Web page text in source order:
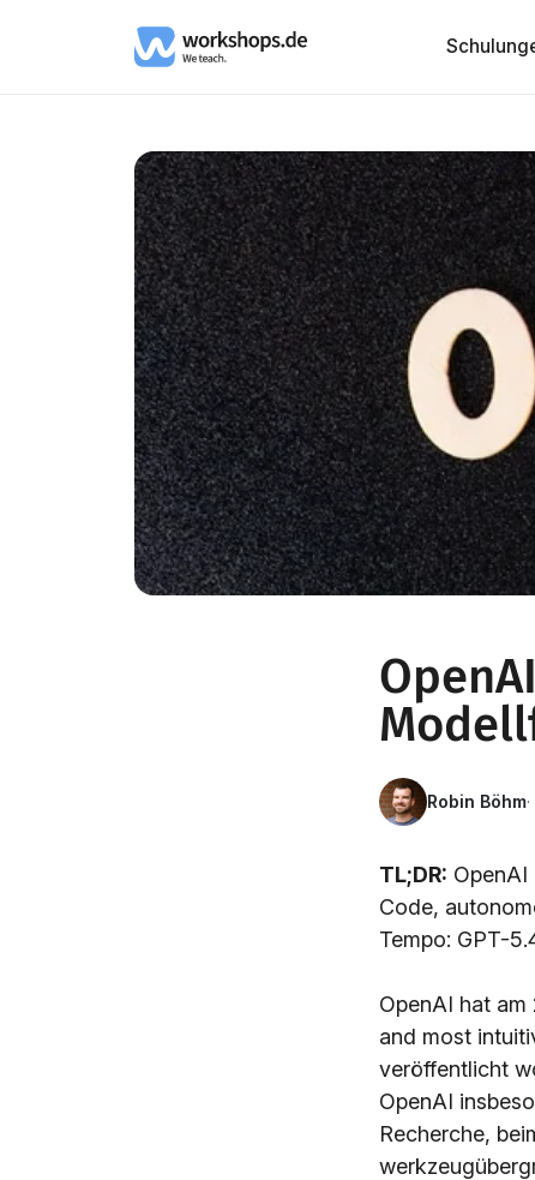
Robin Böhm
TL;DR:
Code,
Tempo: GPT-
OpenAI hat
and most
veröffentlicht
OpenAI
Recherche,